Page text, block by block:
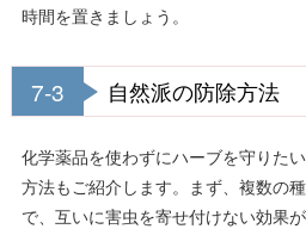
時間を置きましょう。
7-3 自然派の防除方法
化学薬品を使わずにハーブを守りた
方法もご紹介します。まず、複数の
で、互いに害虫を寄せ付けない効果